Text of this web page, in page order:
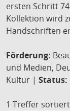
ersten Schritt
Kollektion wird
Handschriften
Förderung:
und Medien,
Kultur | Status:
1 Treffer